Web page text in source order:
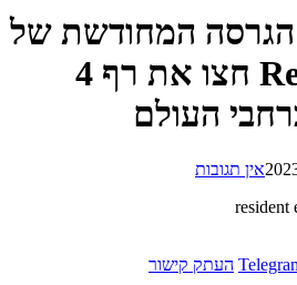
המחודשת של
Resident Evil 4 חצו את רף 4
העולם
תגובות
העתק קישור